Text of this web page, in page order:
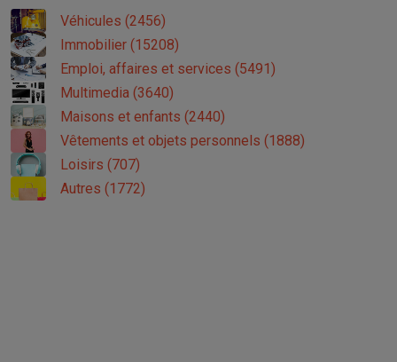
Véhicules (2456)
Immobilier (15208)
Emploi, affaires et services (5491)
Multimedia (3640)
Maisons et enfants (2440)
Vêtements et objets personnels (1888)
Loisirs (707)
Autres (1772)